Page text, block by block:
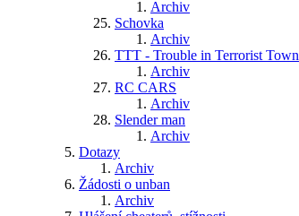
Archiv
Schovka
Archiv
TTT - Trouble in Terrorist Town
Archiv
RC CARS
Archiv
Slender man
Archiv
Dotazy
Archiv
Žádosti o unban
Archiv